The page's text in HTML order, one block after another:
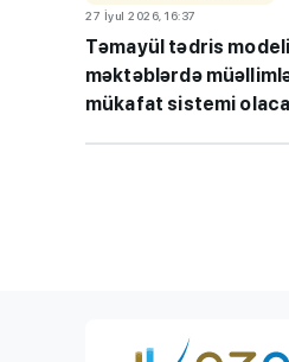
27 İyul 2026, 16:37
Təmayül tədris
məktəblərdə
mükafat sistemi